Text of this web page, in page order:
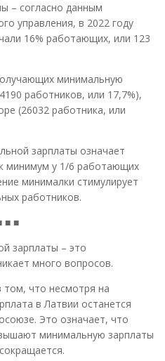
– согласно данным
управления, в 2022 году
16% работающих, или 123
минимальную
работников, или 17,7%),
(26032 работника, или
зарплаты означает
минимум у 1/6 работающих
минималки стимулирует
работников.
■ ■
зарплаты – это
много вопросов.
том, что несмотря на
в Латвии останется
Это означает, что
минимальную зарплаты